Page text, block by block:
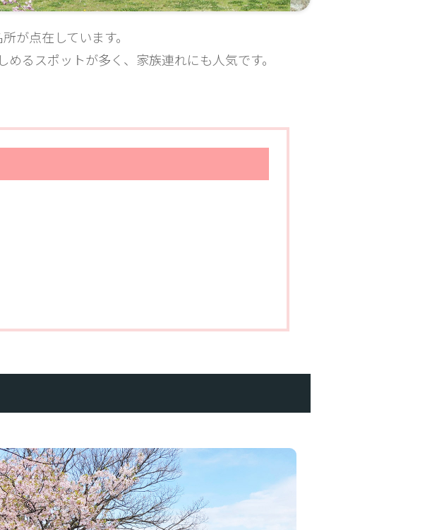
が点在しています。
めるスポットが多く、家族連れにも人気です。